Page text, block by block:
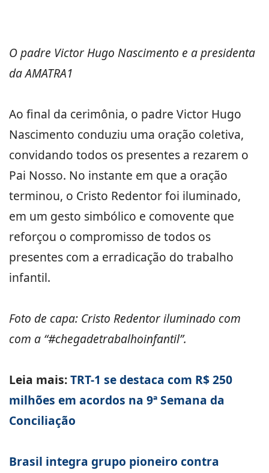
O padre Victor Hugo Nascimento e a presidenta
da AMATRA1
Ao final da cerimônia, o padre Victor Hugo
Nascimento conduziu uma oração coletiva,
convidando todos os presentes a rezarem o
Pai Nosso. No instante em que a oração
terminou, o Cristo Redentor foi iluminado,
em um gesto simbólico e comovente que
reforçou o compromisso de todos os
presentes com a erradicação do trabalho
infantil.
Foto de capa: Cristo Redentor iluminado com
com a “#chegadetrabalhoinfantil”.
Leia mais:TRT-1 se destaca com R$ 250
milhões em acordos na 9ª Semana da
Conciliação
Brasil integra grupo pioneiro contra